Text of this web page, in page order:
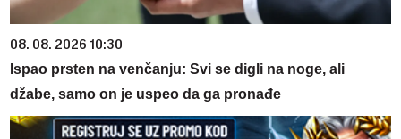
08. 08. 2026 10:30
Ispao prsten na venčanju: Svi se digli na noge, ali
džabe, samo on je uspeo da ga pronađe